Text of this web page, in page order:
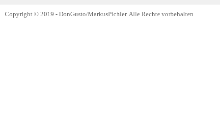
Copyright © 2019 - DonGusto/MarkusPichler. Alle Rechte vorbehalten